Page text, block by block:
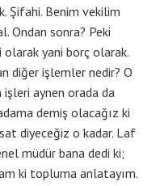
Şifahi. Benim vekilim
Ondan sonra? Peki
yani borç olarak.
diğer işlemler nedir? O
işleri aynen orada da
demiş olacağız ki
diyeceğiz o kadar. Laf
müdür bana dedi ki;
ki topluma anlatayım.